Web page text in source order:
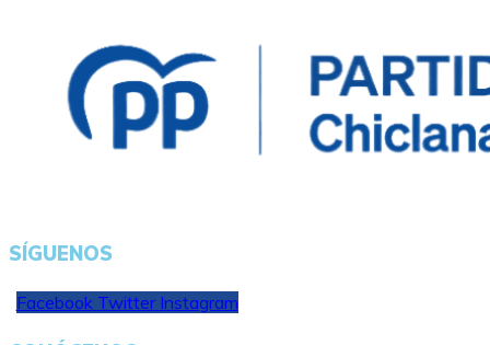
SÍGUENOS
Facebook Twitter Instagram